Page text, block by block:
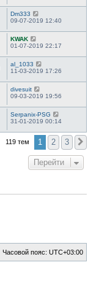
Dm333
09-07-2019 12:40
KWAK
01-07-2019 22:17
al_1033
11-03-2019 17:26
divesuit
09-03-2019 19:56
Serpanix-PSG
31-01-2019 00:14
119 тем 1 2 3
Перейти
Часовой пояс: UTC+03:00